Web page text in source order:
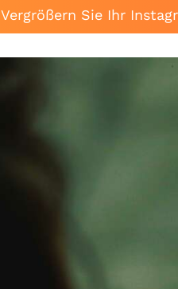
Vergrößern Sie Ihr